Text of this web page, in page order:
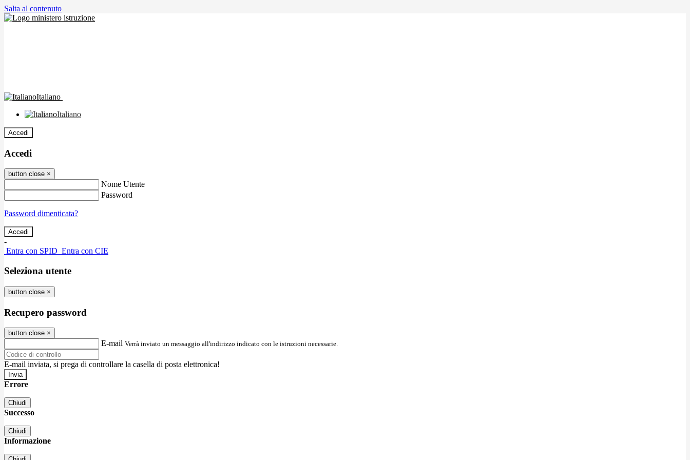
Salta al contenuto
Italiano
Italiano
Accedi
Accedi
button close ×
Nome Utente
Password
Password dimenticata?
-
Entra con SPID Entra con CIE
Seleziona utente
button close ×
Recupero password
button close ×
E-mail Verrà inviato un messaggio all'indirizzo indicato con le istruzioni necessarie.
E-mail inviata, si prega di controllare la casella di posta elettronica!
Errore
Chiudi
Successo
Chiudi
Informazione